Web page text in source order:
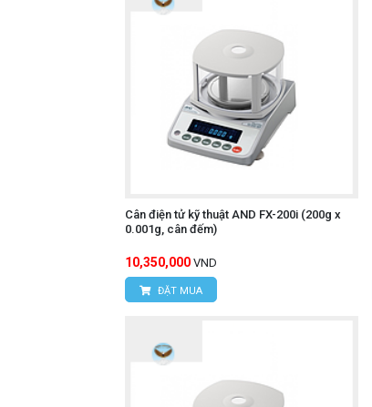
Cân điện tử kỹ thuật AND FX-200i (200g x
0.001g, cân đếm)
10,350,000 VND
ĐẶT MUA